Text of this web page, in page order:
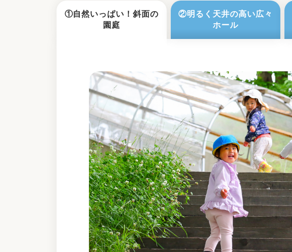
①自然いっぱい！斜面の
園庭
②明るく天井の高い広々
ホール